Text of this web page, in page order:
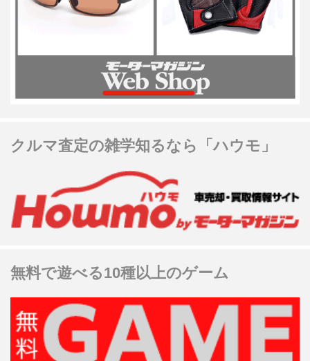
クルマ査定の雑学知るなら「ハウモ」
無料で遊べる10種以上のゲーム